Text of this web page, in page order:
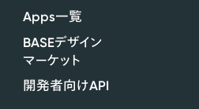
Apps一覧
BASEデザイン
マーケット
開発者向けAPI